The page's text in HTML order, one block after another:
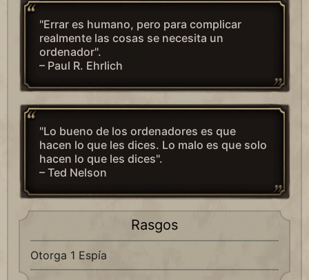
"Errar es humano, pero para complicar
realmente las cosas se necesita un
ordenador".
– Paul R. Ehrlich
"Lo bueno de los ordenadores es que
hacen lo que les dices. Lo malo es que solo
hacen lo que les dices".
– Ted Nelson
Rasgos
Otorga 1 Espía